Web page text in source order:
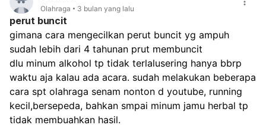
sehat (seperti alpukat, minyak zaitun). Mengunyah
makanan perlahan juga penting untuk pencernaan
yang lebih baik.
Variasi dan Intensitas Olahraga: Selain olahraga yang
sudah Anda lakukan, coba masukkan jenis olahraga
yang lebih efektif membakar lemak dan
mengencangkan otot inti, seperti:
HIIT (High Intensity Interval Training)
: Sangat efektif
meningkatkan metabolisme dan membakar lemak.
Olahraga 3 bulan yang lalu
perut buncit
gimana cara mengecilkan perut buncit yg ampuh
sudah lebih dari 4 tahunan prut membuncit
dlu minum alkohol tp tidak terlalusering hanya bbrp
waktu aja kalau ada acara. sudah melakukan beberapa
cara spt olahraga senam nonton d youtube, running
kecil,bersepeda, bahkan smpai minum jamu herbal tp
tidak membuahkan hasil.